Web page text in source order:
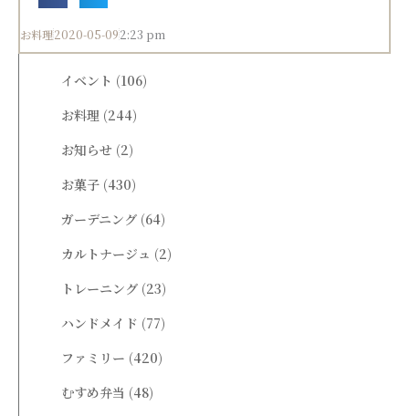
お料理2020-05-092:23 pm
イベント (106)
お料理 (244)
お知らせ (2)
お菓子 (430)
ガーデニング (64)
カルトナージュ (2)
トレーニング (23)
ハンドメイド (77)
ファミリー (420)
むすめ弁当 (48)